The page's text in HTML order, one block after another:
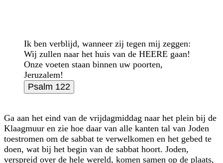
Ik ben verblijd, wanneer zij tegen mij zeggen:
Wij zullen naar het huis van de HEERE gaan!
Onze voeten staan binnen uw poorten,
Jeruzalem!
Psalm 122
Ga aan het eind van de vrijdagmiddag naar het plein bij de
Klaagmuur en zie hoe daar van alle kanten tal van Joden
toestromen om de sabbat te verwelkomen en het gebed te
doen, wat bij het begin van de sabbat hoort. Joden,
verspreid over de hele wereld, komen samen op de plaats,